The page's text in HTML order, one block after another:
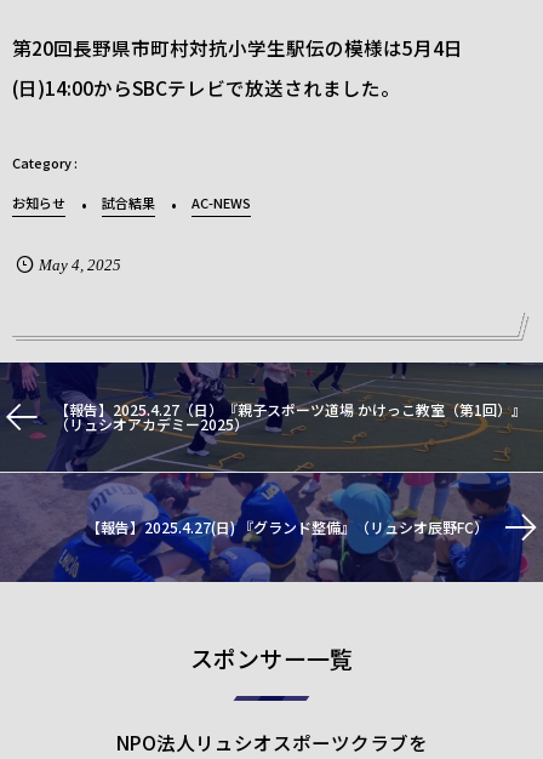
第20回長野県市町村対抗小学生駅伝の模様は5月4日
(日)14:00からSBCテレビで放送されました。
お知らせ 試合結果 AC-NEWS
May 4, 2025
【報告】2025.4.27（日）『親子スポーツ道場 かけっこ教室（第1回）』
（リュシオアカデミー2025）
【報告】2025.4.27(日) 『グランド整備』（リュシオ辰野FC）
スポンサー一覧
NPO法人リュシオスポーツクラブを